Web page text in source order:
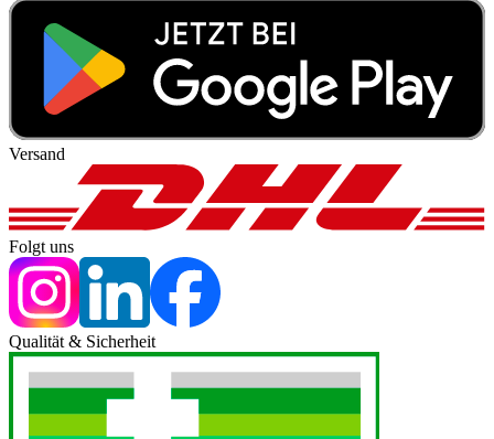
Versand
Folgt uns
Qualität & Sicherheit